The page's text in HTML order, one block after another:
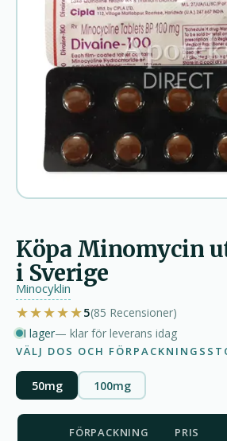
Köpa Minomycin
i Sverige
Minocyklin
★★★★★5(85 Recensioner)
I lager— klar för leverans idag
VÄLJ DOS OCH
50mg 100mg
FÖRPACKNING PRIS